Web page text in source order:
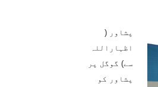
پشاور (
اظہاراللہ
سے) گوگل پر
پشاور کو